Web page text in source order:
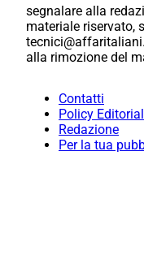
segnalare alla
materiale riservato,
alla rimozione del
Contatti
Policy
Redazione
Per la tua